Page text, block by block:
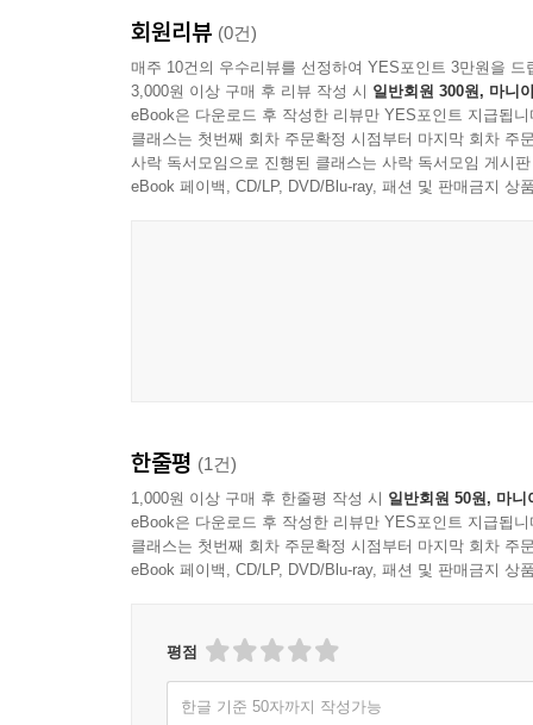
등에게 쫓기며 살아가던 토끼는 조선 후기 최하
엄혹한 시련을 어떻게 헤쳐나가는지를 우화를 통
『토끼전』: 꾀 많은 토끼와 또다른 주인공 자라
봉건국가의 군주로 상징화된 용왕의 죽을병을
것일까.
딜레마에 봉착한 캐릭터는 자라다. 『토끼전』에
있고, 둘의 이름을 나란히 드러낸 『토별가』 또
아니다. 진짜 토끼의 목숨을 노리는 자는 토끼
지혜를 발휘해 끝내 자유를 찾고, 용왕은 절대
아닐까? 그가 직면한 애환이 문제적으로 다가오
회원리뷰 (0건)
매주 10건의 우수리뷰를 선정하여 YES포인트 3만원을 드
3,000원 이상 구매 후 리뷰 작성 시 일반회원 300원, 마니
eBook은 다운로드 후 작성한 리뷰만 YES포인트 지급됩니
클래스는 첫번째 회차 주문확정 시점부터 마지막 회차 주
사락 독서모임으로 진행된 클래스는 사락 독서모임 게시
eBook 페이백, CD/LP, DVD/Blu-ray, 패션 및 판매금지 상
한줄평 (1건)
1,000원 이상 구매 후 한줄평 작성 시 일반회원 50원, 마니
eBook은 다운로드 후 작성한 리뷰만 YES포인트 지급됩니
클래스는 첫번째 회차 주문확정 시점부터 마지막 회차 주
eBook 페이백, CD/LP, DVD/Blu-ray, 패션 및 판매금지 상
평점
한글 기준 50자까지 작성가능